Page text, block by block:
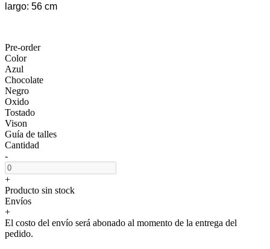
largo: 56 cm
Pre-order
Color
Azul
Chocolate
Negro
Oxido
Tostado
Vison
Guía de talles
Cantidad
-
+
Producto sin stock
Envíos
+
El costo del envío será abonado al momento de la entrega del
pedido.